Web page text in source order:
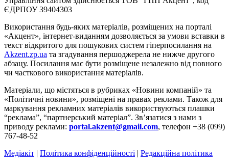
ЄДРПОУ 39404303
Використання будь-яких матеріалів, розміщених на порталі
«Акцент», інтернет-виданням дозволяється за умови вставки в
текст відкритого для пошукових систем гіперпосилання на
Akzent.zp.ua та згадування першоджерела не нижче другого
абзацу. Посилання має бути розміщене незалежно від повного
чи часткового використання матеріалів.
Матеріали, що містяться в рубриках «Новини компаній» та
«Політичні новини», розміщені на правах реклами. Також для
маркування рекламних матеріалів використвуються плашки
“реклама”, “партнерський матеріал”. Зв’язатися з нами з
приводу реклами: portal.akzent@gmail.com, телефон +38 (099)
767-48-52
Медіакіт | Політика конфіденційності | Редакційна політика